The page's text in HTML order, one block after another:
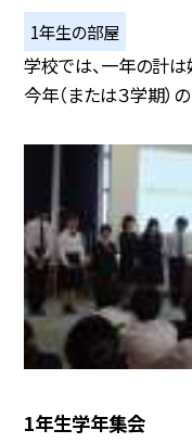
1年生の部屋
学校では、一年の計
今年（または３学期）
1年生学年集会